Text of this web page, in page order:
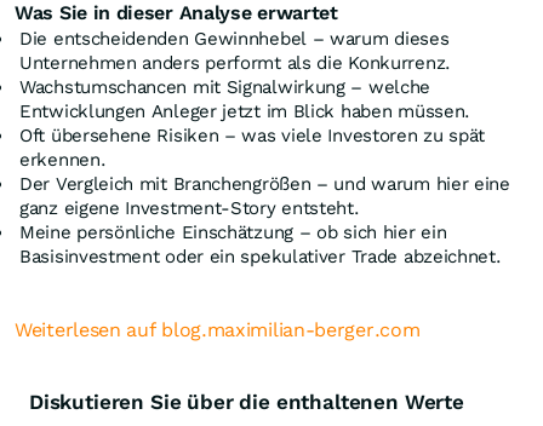
Was Sie in dieser Analyse erwartet
Die entscheidenden Gewinnhebel – warum dieses
Unternehmen anders performt als die Konkurrenz.
Wachstumschancen mit Signalwirkung – welche
Entwicklungen Anleger jetzt im Blick haben müssen.
Oft übersehene Risiken – was viele Investoren zu spät
erkennen.
Der Vergleich mit Branchengrößen – und warum hier eine
ganz eigene Investment-Story entsteht.
Meine persönliche Einschätzung – ob sich hier ein
Basisinvestment oder ein spekulativer Trade abzeichnet.
Weiterlesen auf blog.maximilian-berger.com
Diskutieren Sie über die enthaltenen Werte